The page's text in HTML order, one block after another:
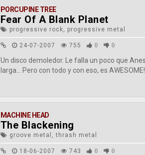
PORCUPINE TREE
Fear Of A Blank Planet
progressive rock, progressive metal
24-07-2007 755 0 0
Un disco demoledor. Le falla un poco que
larga... Pero con todo y con eso, es AWESOME!
MACHINE HEAD
The Blackening
groove metal, thrash metal
18-06-2007 743 0 0